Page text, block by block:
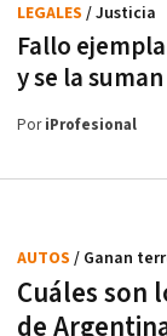
Fallo
y se la
LEGALES / Justicia
PoriProfesional
Cuáles son
de
AUTOS / Ganan